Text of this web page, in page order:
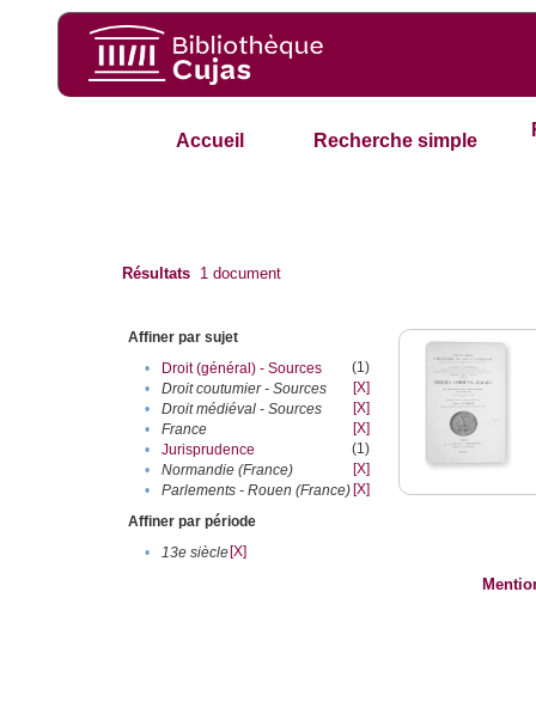
Accueil Recherche simple
Résultats 1 document
Affiner par sujet
•
Droit (général) - Sources
(1)
•
Droit coutumier - Sources
[X]
•
Droit médiéval - Sources
[X]
•
France
[X]
•
Jurisprudence
(1)
•
Normandie (France)
[X]
•
Parlements - Rouen (France) [X]
Affiner par période
•
13e siècle[X]